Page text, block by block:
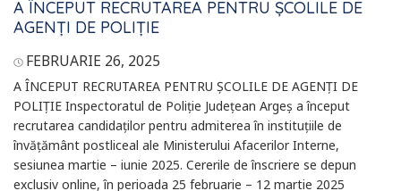
A ÎNCEPUT RECRUTAREA PENTRU ȘCOLILE DE
AGENȚI DE POLIȚIE
FEBRUARIE 26, 2025
A ÎNCEPUT RECRUTAREA PENTRU ȘCOLILE DE AGENȚI DE
POLIȚIE Inspectoratul de Poliție Județean Argeș a început
recrutarea candidaților pentru admiterea în instituțiile de
învățământ postliceal ale Ministerului Afacerilor Interne,
sesiunea martie – iunie 2025. Cererile de înscriere se depun
exclusiv online, în perioada 25 februarie – 12 martie 2025